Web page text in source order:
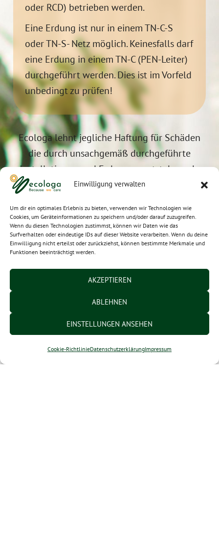
Einwilligung verwalten
Um dir ein optimales Erlebnis zu bieten, verwenden wir Technologien wie
Cookies, um Geräteinformationen zu speichern und/oder darauf zuzugreifen.
Wenn du diesen Technologien zustimmst, können wir Daten wie das
Surfverhalten oder eindeutige IDs auf dieser Website verarbeiten. Wenn du deine
Einwilligung nicht erteilst oder zurückziehst, können bestimmte Merkmale und
Funktionen beeinträchtigt werden.
AKZEPTIEREN
ABLEHNEN
EINSTELLUNGEN ANSEHEN
Cookie-RichtlinieDatenschutzerklärungImpressum
oder RCD) betrieben werden.
Eine Erdung ist nur in einem TN-C-S
oder TN-S- Netz möglich. Keinesfalls darf
eine Erdung in einem TN-C (PEN-Leiter)
durchgeführt werden. Dies ist im Vorfeld
unbedingt zu prüfen!
Ecologa lehnt jegliche Haftung für Schäden
die durch unsachgemäß durchgeführte
Installationen und Erdungen entstehen, ab.
Für Fragen stehen wir Ihnen gerne unter
+49
Zubehör für die Erdung